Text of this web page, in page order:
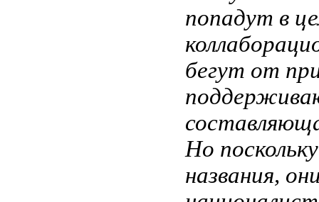
попадут в
бегут от
Но
названия,